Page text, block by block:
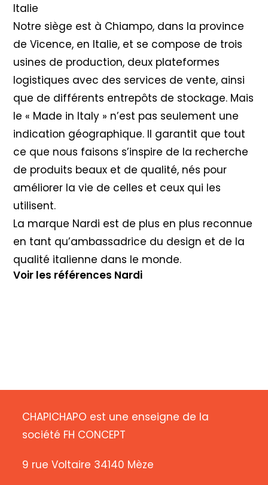
Italie
Notre siège est à Chiampo, dans la province
de Vicence, en Italie, et se compose de trois
usines de production, deux plateformes
logistiques avec des services de vente, ainsi
que de différents entrepôts de stockage. Mais
le « Made in Italy » n’est pas seulement une
indication géographique. Il garantit que tout
ce que nous faisons s’inspire de la recherche
de produits beaux et de qualité, nés pour
améliorer la vie de celles et ceux qui les
utilisent.
La marque Nardi est de plus en plus reconnue
en tant qu’ambassadrice du design et de la
qualité italienne dans le monde.
Voir les références Nardi
CHAPICHAPO est une enseigne de la
société FH CONCEPT
9 rue Voltaire 34140 Mèze